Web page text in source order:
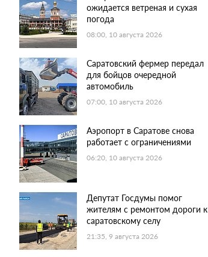
ожидается ветреная и сухая
погода
08:00, 10 августа 2026
Саратовский фермер передал
для бойцов очередной
автомобиль
07:00, 10 августа 2026
Аэропорт в Саратове снова
работает с ограничениями
06:20, 10 августа 2026
Депутат Госдумы помог
жителям с ремонтом дороги к
саратовскому селу
21:35, 9 августа 2026